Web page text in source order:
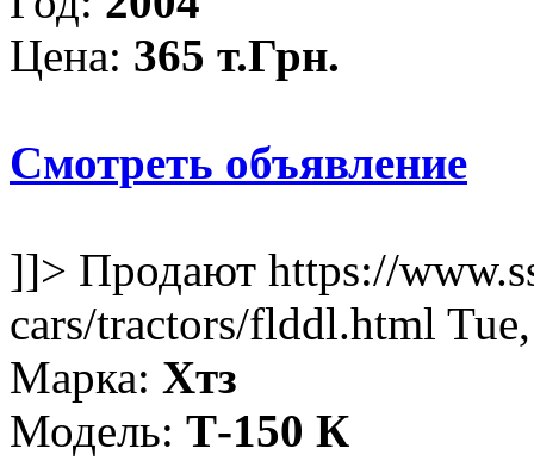
Цена: 365 т.Грн.
Смотреть объявление
]]> Продают https://
cars/tractors/flddl.html
Марка: Хтз
Модель: Т-150 К